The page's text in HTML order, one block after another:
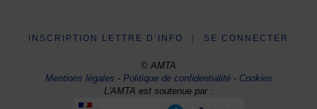
INSCRIPTION LETTRE D’INFO SE CONNECTER
© AMTA
Mentions légales -Politique de confidentialité- Cookies
L'AMTA est soutenue par :